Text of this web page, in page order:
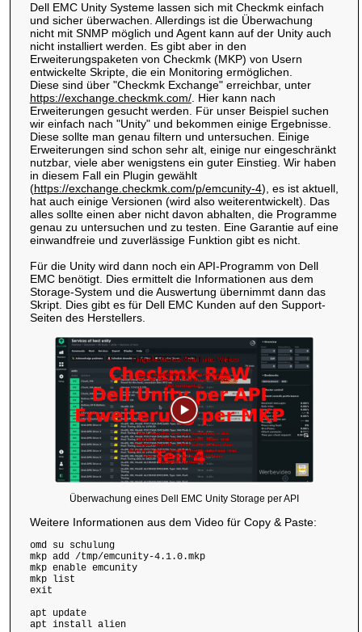
Dell EMC Unity Systeme lassen sich mit Checkmk einfach
und sicher überwachen. Allerdings ist die Überwachung
nicht mit SNMP möglich und Agent kann auf der Unity auch
nicht installiert werden. Es gibt aber in den
Erweiterungspaketen von Checkmk (MKP) von Usern
entwickelte Skripte, die ein Monitoring ermöglichen.
Diese sind über "Checkmk Exchange" erreichbar, unter
https://exchange.checkmk.com/. Hier kann nach
Erweiterungen gesucht werden. Für unser Beispiel suchen
wir einfach nach "Unity" und bekommen einige Ergebnisse.
Diese sollte man genau filtern und untersuchen. Einige
Erweiterungen sind schon sehr alt, einige nur eingeschränkt
nutzbar, viele aber wenigstens ein guter Einstieg. Wir haben
in diesem Fall ein Plugin gewählt
(https://exchange.checkmk.com/p/emcunity-4), es ist aktuell,
hat auch einige Versionen (wird also weiterentwickelt). Das
alles sollte einen aber nicht davon abhalten, die Programme
genau zu untersuchen und zu testen. Eine Garantie auf eine
einwandfreie und zuverlässige Funktion gibt es nicht.
Für die Unity wird dann noch ein API-Programm von Dell
EMC benötigt. Dies ermittelt die Informationen aus dem
Storage-System und die Auswertung übernimmt dann das
Skript. Dies gibt es für Dell EMC Kunden auf den Support-
Seiten des Herstellers.
Überwachung eines Dell EMC Unity Storage per API
Weitere Informationen aus dem Video für Copy & Paste:
omd su schulung
mkp add /tmp/emcunity-4.1.0.mkp
mkp enable emcunity
mkp list
exit
apt update
apt install alien